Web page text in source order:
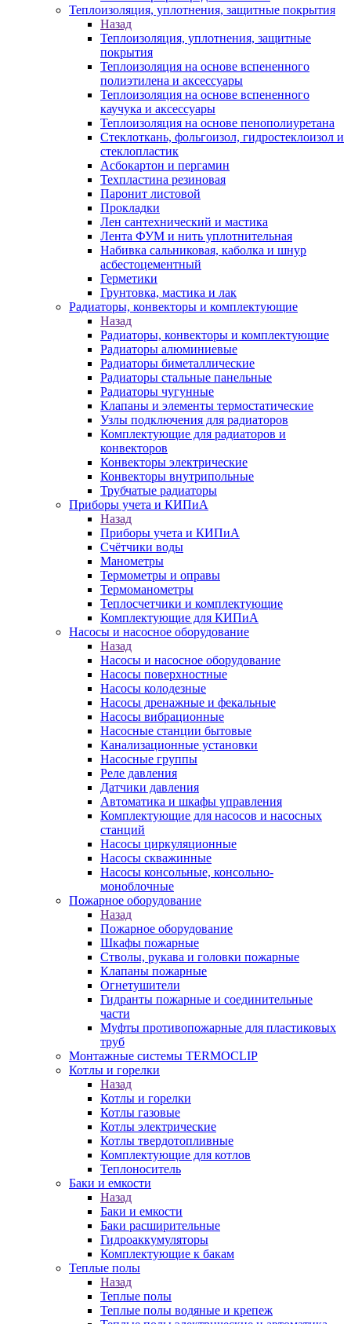
Теплоизоляция, уплотнения, защитные покрытия
Назад
Теплоизоляция, уплотнения, защитные
покрытия
Теплоизоляция на основе вспененного
полиэтилена и аксессуары
Теплоизоляция на основе вспененного
каучука и аксессуары
Теплоизоляция на основе пенополиуретана
Стеклоткань, фольгоизол, гидростеклоизол и
стеклопластик
Асбокартон и пергамин
Техпластина резиновая
Паронит листовой
Прокладки
Лен сантехнический и мастика
Лента ФУМ и нить уплотнительная
Набивка сальниковая, каболка и шнур
асбестоцементный
Герметики
Грунтовка, мастика и лак
Радиаторы, конвекторы и комплектующие
Назад
Радиаторы, конвекторы и комплектующие
Радиаторы алюминиевые
Радиаторы биметаллические
Радиаторы стальные панельные
Радиаторы чугунные
Клапаны и элементы термостатические
Узлы подключения для радиаторов
Комплектующие для радиаторов и
конвекторов
Конвекторы электрические
Конвекторы внутрипольные
Трубчатые радиаторы
Приборы учета и КИПиА
Назад
Приборы учета и КИПиА
Счётчики воды
Манометры
Термометры и оправы
Термоманометры
Теплосчетчики и комплектующие
Комплектующие для КИПиА
Насосы и насосное оборудование
Назад
Насосы и насосное оборудование
Насосы поверхностные
Насосы колодезные
Насосы дренажные и фекальные
Насосы вибрационные
Насосные станции бытовые
Канализационные установки
Насосные группы
Реле давления
Датчики давления
Автоматика и шкафы управления
Комплектующие для насосов и насосных
станций
Насосы циркуляционные
Насосы скважинные
Насосы консольные, консольно-
моноблочные
Пожарное оборудование
Назад
Пожарное оборудование
Шкафы пожарные
Стволы, рукава и головки пожарные
Клапаны пожарные
Огнетушители
Гидранты пожарные и соединительные
части
Муфты противопожарные для пластиковых
труб
Монтажные системы TERMOCLIP
Котлы и горелки
Назад
Котлы и горелки
Котлы газовые
Котлы электрические
Котлы твердотопливные
Комплектующие для котлов
Теплоноситель
Баки и емкости
Назад
Баки и емкости
Баки расширительные
Гидроаккумуляторы
Комплектующие к бакам
Теплые полы
Назад
Теплые полы
Теплые полы водяные и крепеж